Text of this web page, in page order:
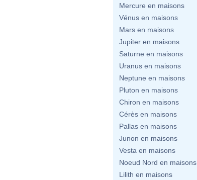
Mercure en maisons
Vénus en maisons
Mars en maisons
Jupiter en maisons
Saturne en maisons
Uranus en maisons
Neptune en maisons
Pluton en maisons
Chiron en maisons
Cérès en maisons
Pallas en maisons
Junon en maisons
Vesta en maisons
Noeud Nord en maisons
Lilith en maisons